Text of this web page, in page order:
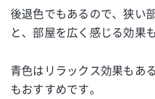
後退色でもあるので、狭い
と、部屋を広く感じる効果も
青色はリラックス効果もあ
もおすすめです。